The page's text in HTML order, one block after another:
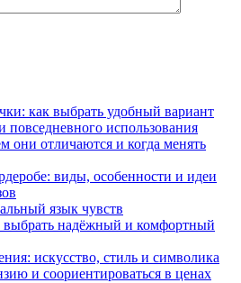
как выбрать удобный вариант
повседневного использования
они отличаются и когда менять
виды, особенности и идеи
язык чувств
выбрать надёжный и комфортный
искусство, стиль и символика
и соориентироваться в ценах